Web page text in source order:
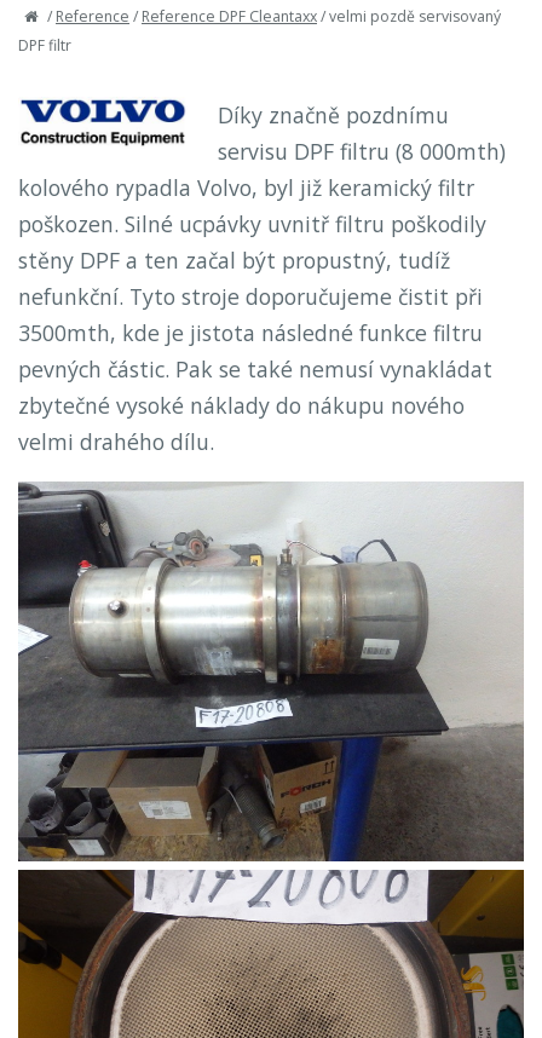
/Reference /Reference DPF Cleantaxx/velmi pozdě servisovaný
DPF filtr
Díky značně pozdnímu
servisu DPF filtru (8 000mth)
kolového rypadla Volvo, byl již keramický filtr
poškozen. Silné ucpávky uvnitř filtru poškodily
stěny DPF a ten začal být propustný, tudíž
nefunkční. Tyto stroje doporučujeme čistit při
3500mth, kde je jistota následné funkce filtru
pevných částic. Pak se také nemusí vynakládat
zbytečné vysoké náklady do nákupu nového
velmi drahého dílu.